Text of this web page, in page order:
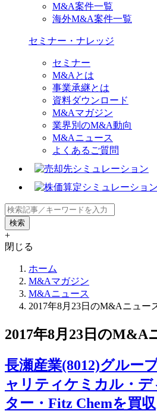
M&A案件一覧
海外M&A案件一覧
セミナー・ナレッジ
セミナー
M&Aとは
事業承継とは
資料ダウンロード
M&Aマガジン
業界別のM&A動向
M&Aニュース
よくあるご質問
+
閉じる
ホーム
M&Aマガジン
M&Aニュース
2017年8月23日のM&Aニュー
2017年8月23日のM&A
長瀬産業(8012)グルー
ャリティケミカル・
ター・Fitz Chemを買収